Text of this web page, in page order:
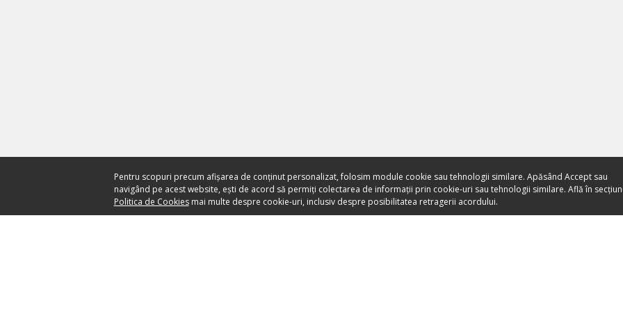
Pentru scopuri precum afișarea de conținut personalizat, folosim module cookie sau tehnologii similare. Apăsând Accept sau
navigând pe acest website, ești de acord să permiți colectarea de informații prin cookie-uri sau tehnologii similare. Află în
Politica de Cookiesmai multe despre cookie-uri, inclusiv despre posibilitatea retragerii acordului.